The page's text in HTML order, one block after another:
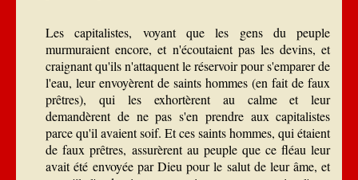
Les capitalistes, voyant que les gens du peuple
murmuraient encore, et n'écoutaient pas les devins, et
craignant qu'ils n'attaquent le réservoir pour s'emparer de
l'eau, leur envoyèrent de saints hommes (en fait de faux
prêtres), qui les exhortèrent au calme et leur
demandèrent de ne pas s'en prendre aux capitalistes
parce qu'il avaient soif. Et ces saints hommes, qui étaient
de faux prêtres, assurèrent au peuple que ce fléau leur
avait été envoyée par Dieu pour le salut de leur âme, et